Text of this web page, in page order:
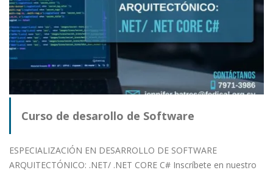
Curso de desarollo de Software
ESPECIALIZACIÓN EN DESARROLLO DE SOFTWARE
ARQUITECTÓNICO: .NET/ .NET CORE C# Inscríbete en nuestro